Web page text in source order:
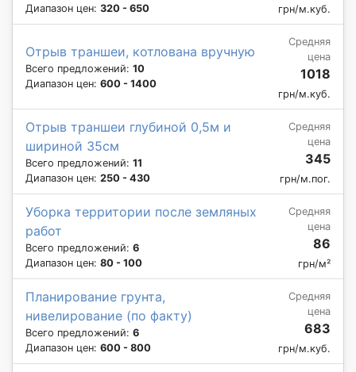
Диапазон цен: 320 - 650 грн/м.куб.
Отрыв траншеи, котлована вручную
Всего предложений: 10
Диапазон цен: 600 - 1400
Средняя
цена
1018
грн/м.куб.
Отрыв траншеи глубиной 0,5м и
шириной 35см
Всего предложений: 11
Диапазон цен: 250 - 430
Средняя
цена
345
грн/м.пог.
Уборка территории после земляных
работ
Всего предложений: 6
Диапазон цен: 80 - 100
Средняя
цена
86
грн/м²
Планирование грунта,
нивелирование (по факту)
Всего предложений: 6
Диапазон цен: 600 - 800
Средняя
цена
683
грн/м.куб.